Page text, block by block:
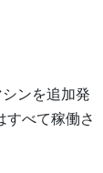
ンを追加発
すべて稼働さ